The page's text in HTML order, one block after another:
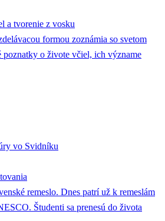
a tvorenie z vosku
formou zoznámia so svetom
poznatky o živote včiel, ich význame
vo Svidníku
remeslo. Dnes patrí už k remeslám
Študenti sa prenesú do života